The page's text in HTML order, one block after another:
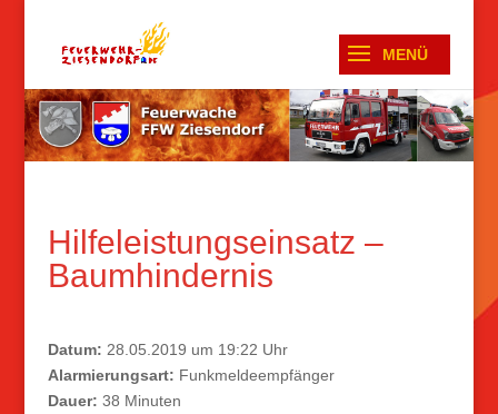
Hilfeleistungseinsatz –
Baumhindernis
Datum: 28.05.2019 um 19:22 Uhr
Alarmierungsart: Funkmeldeempfänger
Dauer: 38 Minuten